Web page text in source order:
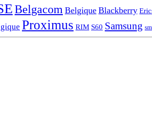
Belgacom Belgique Blackberry
Proximus RIM S60 Samsung